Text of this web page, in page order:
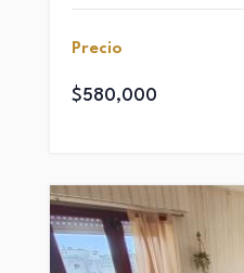
Precio
$580,000